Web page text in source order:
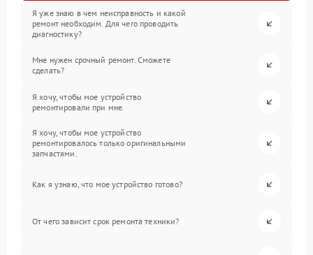
Я уже знаю в чем неисправность и какой
ремонт необходим. Для чего проводить
диагностику?
Мне нужен срочный ремонт. Сможете
сделать?
Я хочу, чтобы мое устройство
ремонтировали при мне.
Я хочу, чтобы мое устройство
ремонтировалось только оригинальными
запчастями.
Как я узнаю, что мое устройство готово?
От чего зависит срок ремонта техники?